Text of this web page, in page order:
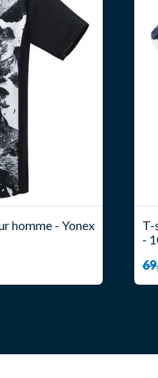
homme - Yonex
T-
-